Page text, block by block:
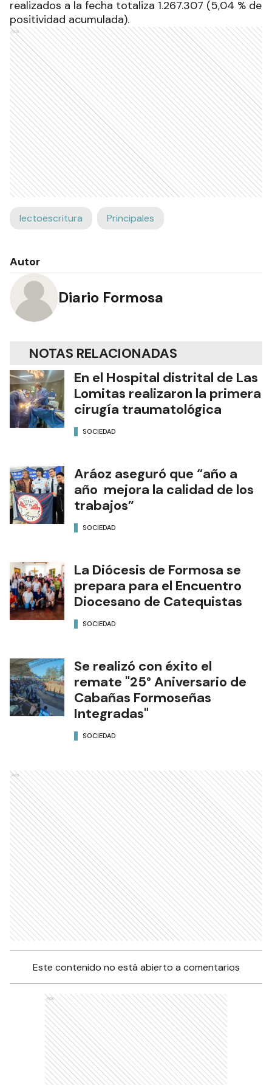
realizados a la fecha totaliza 1.267.307 (5,04 % de
positividad acumulada).
Ads
lectoescritura Principales
Autor
Diario Formosa
NOTAS RELACIONADAS
En el Hospital distrital de Las
Lomitas realizaron la primera
cirugía traumatológica
SOCIEDAD
Aráoz aseguró que “año a
año mejora la calidad de los
trabajos”
SOCIEDAD
La Diócesis de Formosa se
prepara para el Encuentro
Diocesano de Catequistas
SOCIEDAD
Se realizó con éxito el
remate "25° Aniversario de
Cabañas Formoseñas
Integradas"
SOCIEDAD
Ads
Este contenido no está abierto a comentarios
Ads